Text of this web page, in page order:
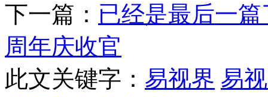
下一篇： 已经是最后一篇
周年庆收官
此文关键字： 易视界 易